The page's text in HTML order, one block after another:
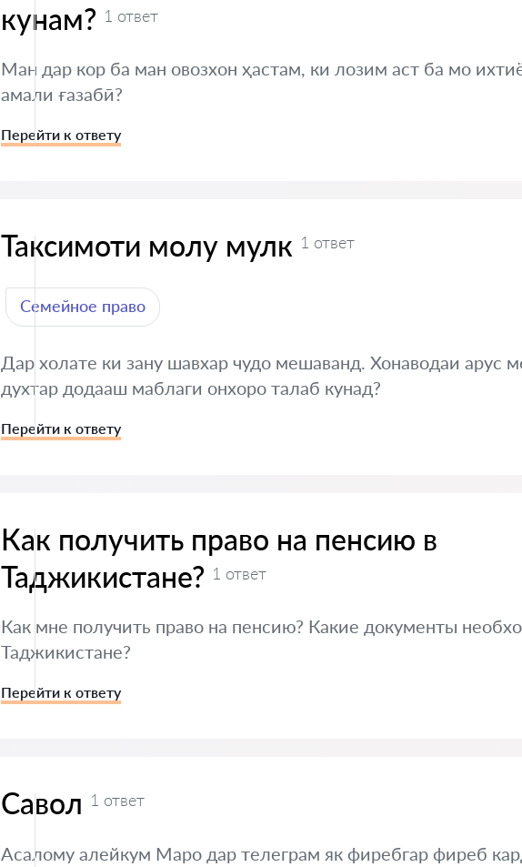
кунам? 1 ответ
Ман дар кор ба ман овозхон ҳастам, ки лозим аст ба мо
амали ғазабӣ?
Перейти к ответу
Таксимоти молу мулк 1 ответ
Семейное право
Дар холате ки зану шавхар чудо мешаванд. Хонаводаи арус
духтар додааш маблаги онхоро талаб кунад?
Перейти к ответу
Как получить право на пенсию в
Таджикистане? 1 ответ
Как мне получить право на пенсию? Какие документы
Таджикистане?
Перейти к ответу
Савол 1 ответ
Асалому алейкум Маро дар телеграм як фиребгар фиреб